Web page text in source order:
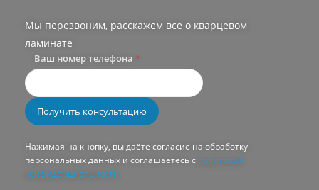
Мы перезвоним, расскажем все о кварцевом
ламинате
Ваш номер телефона *
Нажимая на кнопку, вы даёте согласие на обработку
персональных данных и соглашаетесь с политикой
конфиденциальности